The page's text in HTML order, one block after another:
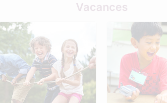
Vacances